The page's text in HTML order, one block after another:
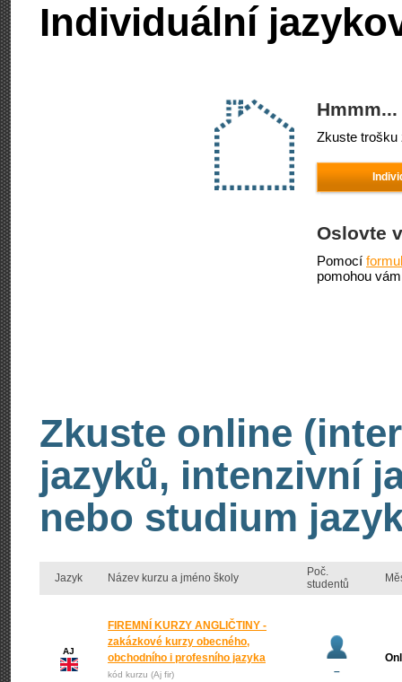
Individuální
Zkuste trošku
Oslovte
Pomocí
pomohou
Zkuste online
jazyků, intenzivní
nebo studium
Jazyk Název kurzu a jméno školy
Poč.
studentů
AJ
FIREMNÍ KURZY ANGLIČTINY -
zakázkové kurzy obecného,
obchodního i profesního jazyka
kód kurzu (Aj fir) –